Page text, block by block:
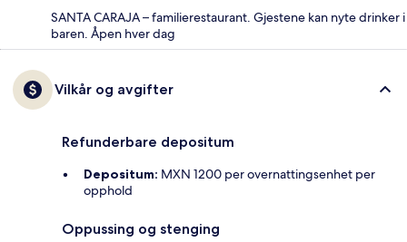
SANTA CARAJA – familierestaurant. Gjestene kan nyte drinker i
baren. Åpen hver dag
Vilkår og avgifter
Refunderbare depositum
Depositum: MXN 1200 per overnattingsenhet per
opphold
Oppussing og stenging